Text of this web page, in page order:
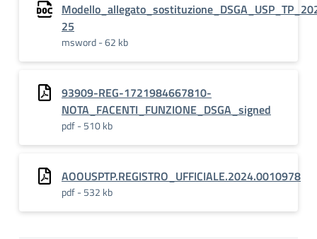
25
msword - 62 kb
93909-REG-1721984667810-
NOTA_FACENTI_FUNZIONE_DSGA_signed
pdf - 510 kb
AOOUSPTP.REGISTRO_UFFICIALE.2024.0010978
pdf - 532 kb